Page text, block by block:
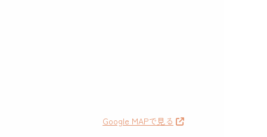
Google MAPで見る